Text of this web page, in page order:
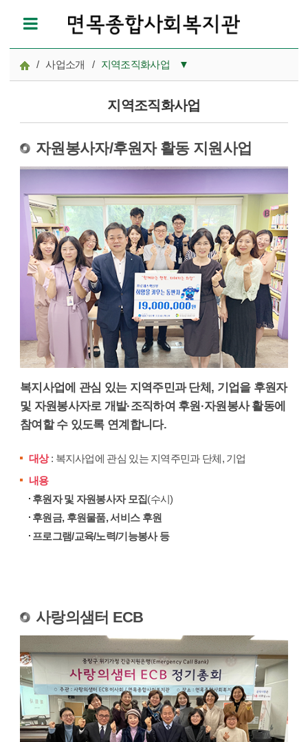
/ 사업소개 / 지역조직화사업 ▼
지역사회
사례관리사업
지역조직화사업
아름인도서관
열면놀이터
지역조직화사업
자원봉사자/후원자 활동 지원사업
복지사업에 관심 있는 지역주민과 단체, 기업을 후원자
및 자원봉사자로 개발·조직하여 후원·자원봉사 활동에
참여할 수 있도록 연계합니다.
대상: 복지사업에 관심 있는 지역주민과 단체, 기업
내용
후원자 및 자원봉사자 모집(수시)
후원금, 후원물품, 서비스 후원
프로그램/교육/노력/기능봉사 등
사랑의샘터 ECB